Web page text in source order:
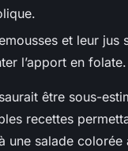
et leur jus
l’apport en folate.
être sous-
recettes
une salade